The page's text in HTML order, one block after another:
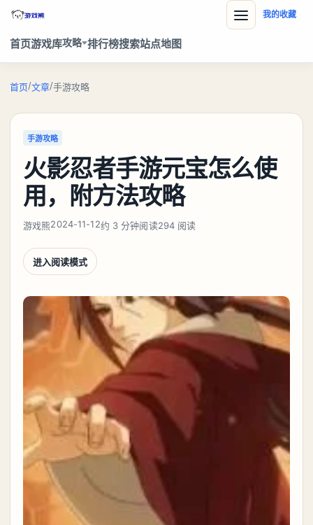
首页游戏库攻略 排行榜搜索站点地图
我的收藏
首页/文章/手游攻略
手游攻略
火影忍者手游元宝怎么使
用，附方法攻略
游戏熊2024-11-12约 3 分钟阅读294 阅读
进入阅读模式